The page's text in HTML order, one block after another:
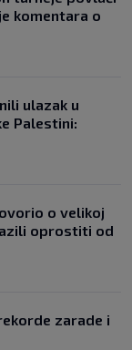
komentara o
ulazak u
Palestini:
o velikoj
oprostiti od
zarade i